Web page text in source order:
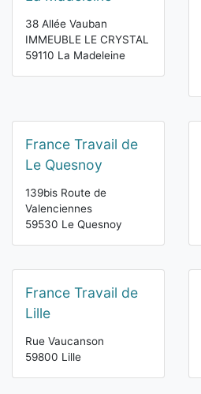
38 Allée Vauban
IMMEUBLE LE CRYSTAL
59110 La Madeleine
France Travail de
Le Quesnoy
139bis Route de
Valenciennes
59530 Le Quesnoy
France Travail de
Lille
Rue Vaucanson
59800 Lille